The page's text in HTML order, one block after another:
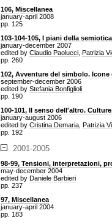
106, Miscellanea
january-april 2008
pp. 125
103-104-105, I piani della
january-december 2007
edited by Claudio Paolucci Patrizia
pp. 260
102, Avventure del simbolo.
september-december 2006
edited by Stefania Bonfiglioli
pp. 190
100-101, Il senso dell'altro.
january-august 2006
edited by Cristina Demaria Patrizia
pp. 192
2001-2005
98-99, Tensioni, interpretazioni,
may-december 2004
edited by Daniele Barbieri
pp. 237
97, Miscellanea
january-april 2004
pp. 183